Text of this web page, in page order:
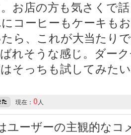
お店の方も気さくで
コーヒーもケーキも
ら、これが大当たり
れそうな感じ。ダー
そっちも試してみた
現在： 0 人
ユーザーの主観的なコ